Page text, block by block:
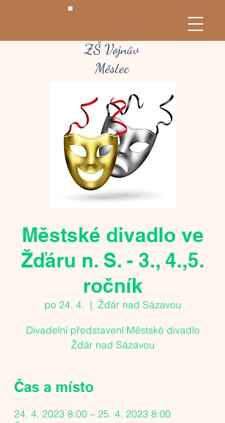
ZŠ Vojnův
Městec
Městské divadlo ve
Žďáru n. S. - 3., 4.,5.
ročník
po 24. 4.
  |
Žďár nad Sázavou
Divadelní představení Městské divadlo
Žďár nad Sázavou
Čas a místo
24. 4. 2023 8:00 – 25. 4. 2023 8:00